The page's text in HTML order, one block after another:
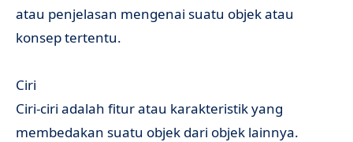
atau penjelasan mengenai suatu objek atau
konsep tertentu.
Ciri
Ciri-ciri adalah fitur atau karakteristik yang
membedakan suatu objek dari objek lainnya.